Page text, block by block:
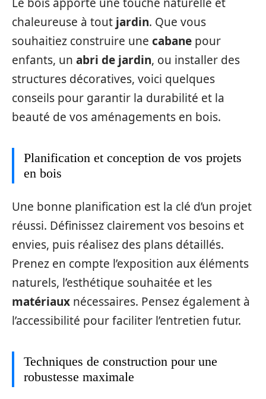
Le bois apporte une touche naturelle et
chaleureuse à tout jardin. Que vous
souhaitiez construire une cabane pour
enfants, un abri de jardin, ou installer des
structures décoratives, voici quelques
conseils pour garantir la durabilité et la
beauté de vos aménagements en bois.
Planification et conception de vos projets
en bois
Une bonne planification est la clé d’un projet
réussi. Définissez clairement vos besoins et
envies, puis réalisez des plans détaillés.
Prenez en compte l’exposition aux éléments
naturels, l’esthétique souhaitée et les
matériaux nécessaires. Pensez également à
l’accessibilité pour faciliter l’entretien futur.
Techniques de construction pour une
robustesse maximale